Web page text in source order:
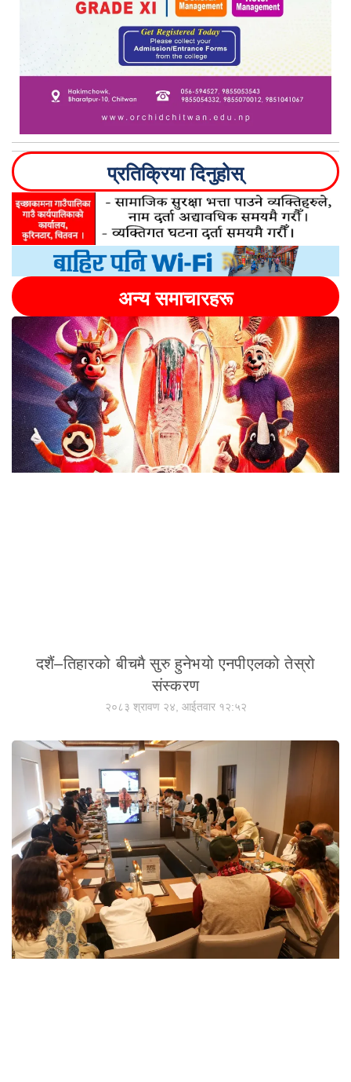
प्रतिक्रिया दिनुहोस्
अन्य समाचारहरू
दशैं–तिहारको बीचमै सुरु हुनेभयो एनपीएलको तेस्रो
संस्करण
२०८३ श्रावण २४, आईतवार १२:५२